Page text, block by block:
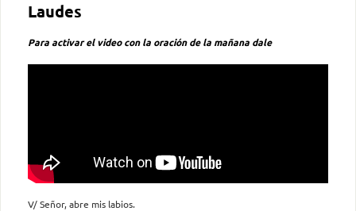
Laudes
Para activar el video con la oración de la mañana dale
V/ Señor, abre mis labios.